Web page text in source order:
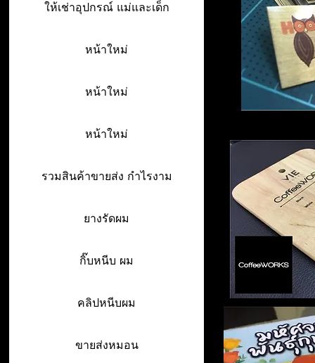
ให้เช่าอุปกรณ์ แม่และเด็ก
หน้าใหม่
หน้าใหม่
หน้าใหม่
รวมสินค้าขายส่ง กำไรงาม
ยางรัดผม
กิ๊บหนีบ ผม
คลิปหนีบผม
ขายส่งหมอน